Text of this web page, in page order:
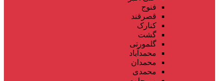
فنوج
قصرقند
کنارک
گشت
گلمورتی
محمدآباد
محمدان
محمدی